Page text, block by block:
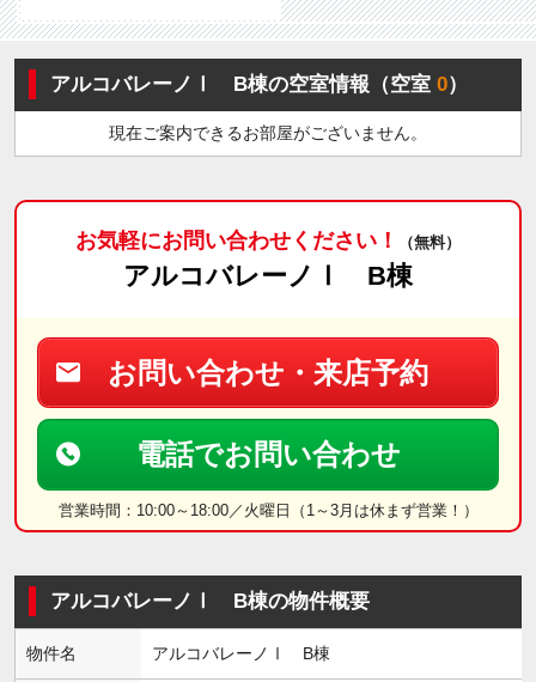
アルコバレーノⅠ B棟の空室情報（空室0）
現在ご案内できるお部屋がございません。
お気軽にお問い合わせください！ （無料）
アルコバレーノⅠ B棟
お問い合わせ・来店予約
電話でお問い合わせ
営業時間：10:00～18:00／火曜日（1～3月は休まず営業！）
アルコバレーノⅠ B棟の物件概要
物件名 アルコバレーノⅠ B棟